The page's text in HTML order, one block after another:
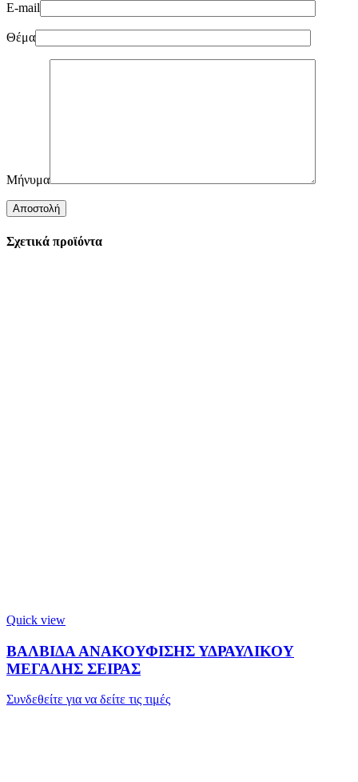
E-mail
Θέμα
Μήνυμα
Σχετικά προϊόντα
Quick view
ΒΑΛΒΙΔΑ ΑΝΑΚΟΥΦΙΣΗΣ ΥΔΡΑΥΛΙΚΟΥ
ΜΕΓΑΛΗΣ ΣΕΙΡΑΣ
Συνδεθείτε για να δείτε τις τιμές